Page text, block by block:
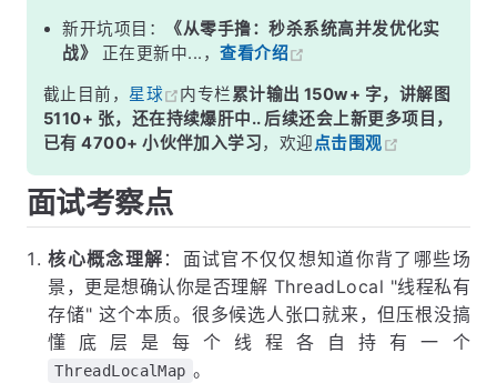
新开坑项目：
《从零手撸：秒杀系统高并发优化实
战》
正在更新中...，查看介绍
截止目前， 星球 内专栏累计输出 150w+ 字，讲解图
5110+ 张，还在持续爆肝中.. 后续还会上新更多项目，
已有 4700+ 小伙伴加入学习，欢迎点击围观
面试考察点
核心概念理解 ：面试官不仅仅想知道你背了哪些场
景，更是想确认你是否理解 ThreadLocal "线程私有
存储" 这个本质。很多候选人张口就来，但压根没搞
懂底层是每个线程各自持有一个
ThreadLocalMap 。